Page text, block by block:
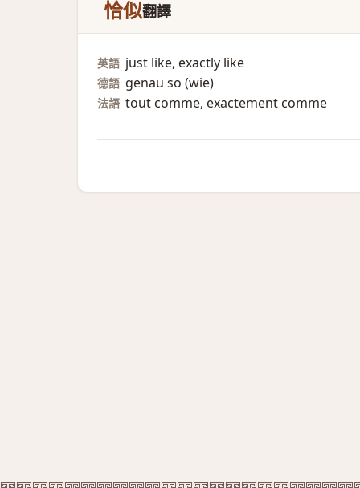
恰似翻譯
英語 just like, exactly like
德語 genau so (wie)​
法語 tout comme, exactement comme